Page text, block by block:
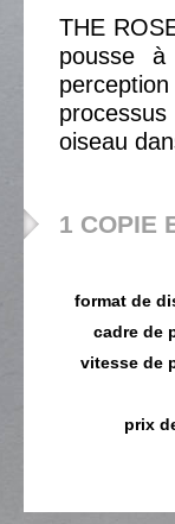
THE
pousse
oiseau
1 COPIE
format de
cadre de
vitesse de
prix